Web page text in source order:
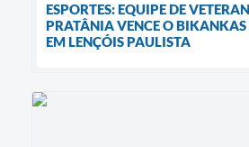
ESPORTES: EQUIPE DE
PRATÂNIA VENCE O
EM LENÇÓIS PAULISTA